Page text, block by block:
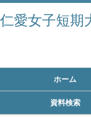
仁愛女子短期
ホーム
資料検索